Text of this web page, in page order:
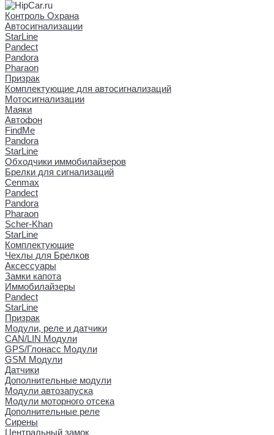
Контроль Охрана
Автосигнализации
StarLine
Pandect
Pandora
Pharaon
Призрак
Комплектующие для автосигнализаций
Мотосигнализации
Маяки
Автофон
FindMe
Pandora
StarLine
Обходчики иммобилайзеров
Брелки для сигнализаций
Cenmax
Pandect
Pandora
Pharaon
Scher-Khan
StarLine
Комплектующие
Чехлы для Брелков
Аксессуары
Замки капота
Иммобилайзеры
Pandect
StarLine
Призрак
Модули, реле и датчики
CAN/LIN Модули
GPS/Глонасс Модули
GSM Модули
Датчики
Дополнительные модули
Модули автозапуска
Модули моторного отсека
Дополнительные реле
Сирены
Центральный замок